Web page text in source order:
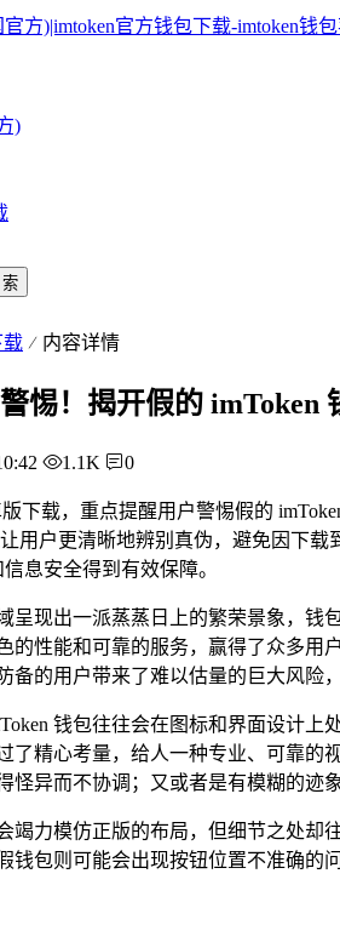
)
载 内容详情
惕！揭开假的 imToken
1.1K 0
下载，重点提醒用户警惕假的
用户更清晰地辨别真伪，避免因下
息安全得到有效保障。
呈现出一派蒸蒸日上的繁荣景象，钱
的性能和可靠的服务，赢得了众多用
备的用户带来了难以估量的巨大风险
钱包往往会在图标和界面设计
了精心考量，给人一种专业、可靠
怪异而不协调；又或者是有模糊的迹
竭力模仿正版的布局，但细节之处却
钱包则可能会出现按钮位置不准确